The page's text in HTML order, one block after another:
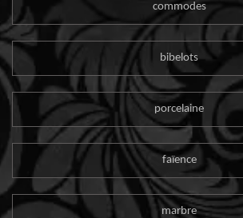
commodes
bibelots
porcelaine
faïence
marbre